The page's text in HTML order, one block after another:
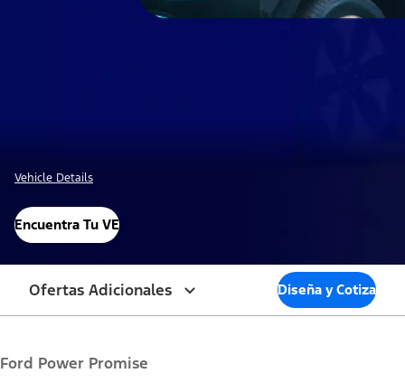
Vehicle Details
Encuentra Tu VE
Ofertas Adicionales Diseña y Cotiza
Ford Power Promise